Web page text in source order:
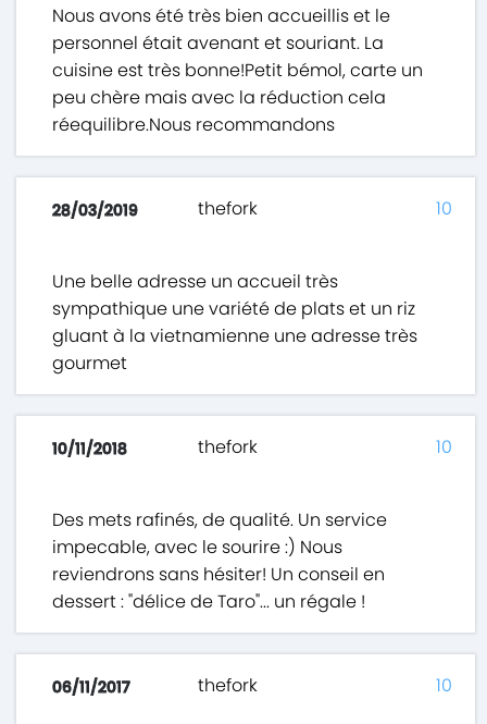
Nous avons été très bien accueillis et le
personnel était avenant et souriant. La
cuisine est très bonne!Petit bémol, carte un
peu chère mais avec la réduction cela
réequilibre.Nous recommandons
28/03/2019 thefork
Une belle adresse un accueil très
sympathique une variété de plats et un riz
gluant à la vietnamienne une adresse très
gourmet
10
10/11/2018 thefork
Des mets rafinés, de qualité. Un service
impecable, avec le sourire :) Nous
reviendrons sans hésiter! Un conseil en
dessert : "délice de Taro"... un régale !
10
06/11/2017 thefork 10